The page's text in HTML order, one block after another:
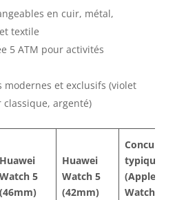
en cuir, métal,
textile
5 ATM pour activités
modernes et exclusifs (violet
argenté)
Huawei
Watch 5
(46mm)
Huawei
Watch 5
(42mm)
Concurrent
typique
(Apple
Watch